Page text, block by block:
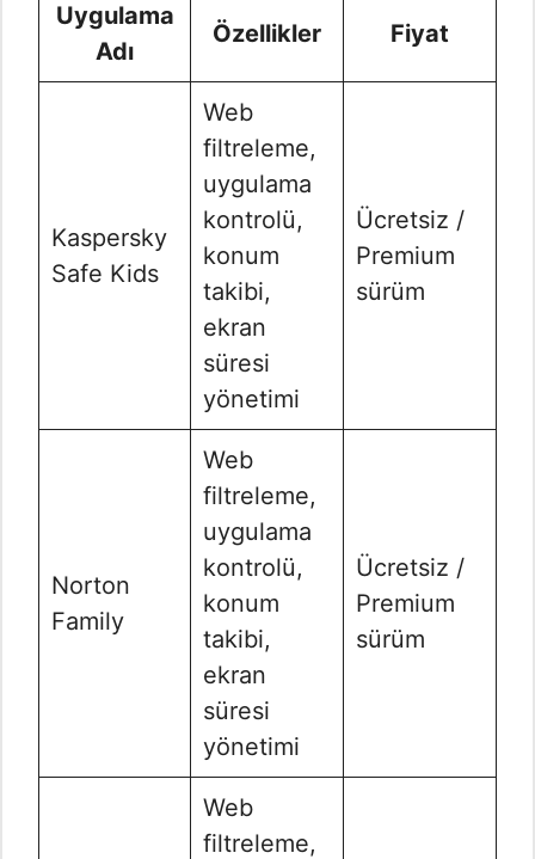
Uygulama
Adı
Özellikler Fiyat
Kaspersky
Safe Kids
Web
filtreleme,
uygulama
kontrolü,
konum
takibi,
ekran
süresi
yönetimi
Ücretsiz /
Premium
sürüm
Norton
Family
Web
filtreleme,
uygulama
kontrolü,
konum
takibi,
ekran
süresi
yönetimi
Ücretsiz /
Premium
sürüm
Web
filtreleme,